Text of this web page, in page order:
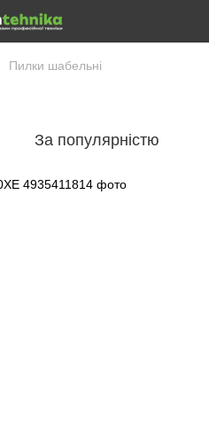
Пилки шабельні
За популярністю